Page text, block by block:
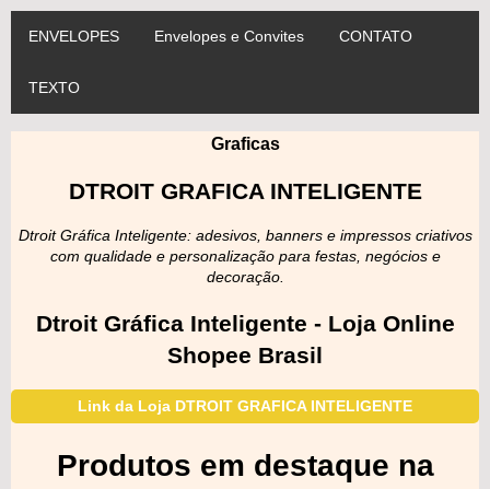
ENVELOPES Envelopes e Convites CONTATO
TEXTO
Graficas
DTROIT GRAFICA INTELIGENTE
Dtroit Gráfica Inteligente: adesivos, banners e impressos criativos
com qualidade e personalização para festas, negócios e
decoração.
Dtroit Gráfica Inteligente - Loja Online
Shopee Brasil
Link da Loja DTROIT GRAFICA INTELIGENTE
Produtos em destaque na